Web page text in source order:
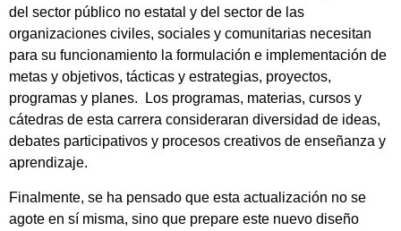
del sector público no estatal y del sector de las
organizaciones civiles, sociales y comunitarias necesitan
para su funcionamiento la formulación e implementación de
metas y objetivos, tácticas y estrategias, proyectos,
programas y planes. Los programas, materias, cursos y
cátedras de esta carrera consideraran diversidad de ideas,
debates participativos y procesos creativos de enseñanza y
aprendizaje.
Finalmente, se ha pensado que esta actualización no se
agote en sí misma, sino que prepare este nuevo diseño